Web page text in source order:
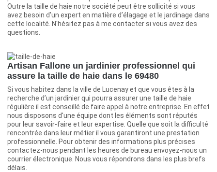
Outre la taille de haie notre société peut être sollicité si vous
avez besoin d’un expert en matière d’élagage et le jardinage dans
cette localité. N'hésitez pas à me contacter si vous avez des
questions.
Artisan Fallone un jardinier professionnel qui
assure la taille de haie dans le 69480
Si vous habitez dans la ville de Lucenay et que vous êtes à la
recherche d’un jardinier qui pourra assurer une taille de haie
régulière il est conseillé de faire appel à notre entreprise. En effet
nous disposons d'une équipe dont les éléments sont réputés
pour leur savoir-faire et leur expertise. Quelle que soit la difficulté
rencontrée dans leur métier il vous garantiront une prestation
professionnelle. Pour obtenir des informations plus précises
contactez-nous pendant les heures de bureau envoyez-nous un
courrier électronique. Nous vous répondrons dans les plus brefs
délais.